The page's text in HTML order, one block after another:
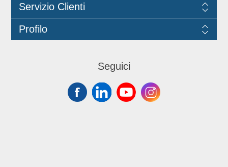
Servizio Clienti
Profilo
Seguici